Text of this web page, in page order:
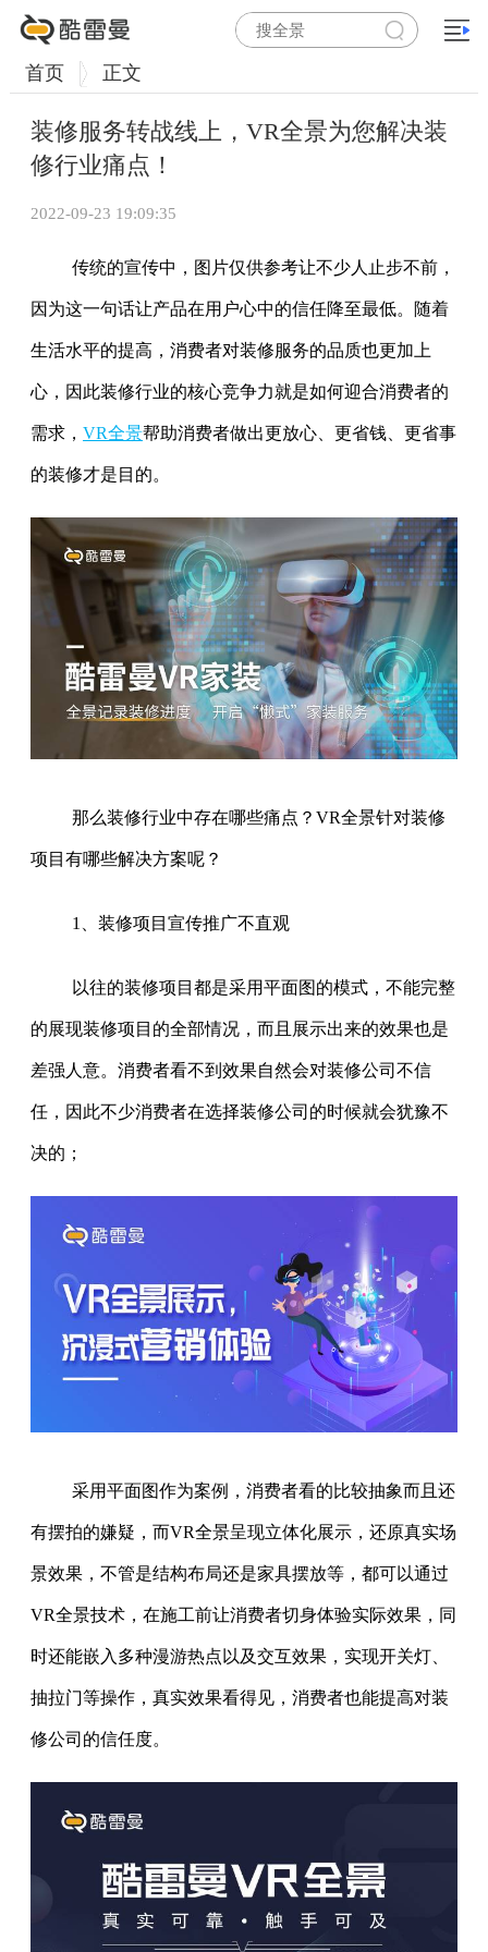
首页 正文
装修服务转战线上，VR全景为您解决装
修行业痛点！
2022-09-23 19:09:35
传统的宣传中，图片仅供参考让不少人止步不前，
因为这一句话让产品在用户心中的信任降至最低。随着
生活水平的提高，消费者对装修服务的品质也更加上
心，因此装修行业的核心竞争力就是如何迎合消费者的
需求， VR全景帮助消费者做出更放心、更省钱、更省事
的装修才是目的。
那么装修行业中存在哪些痛点？VR全景针对装修
项目有哪些解决方案呢？
1、装修项目宣传推广不直观
以往的装修项目都是采用平面图的模式，不能完整
的展现装修项目的全部情况，而且展示出来的效果也是
差强人意。消费者看不到效果自然会对装修公司不信
任，因此不少消费者在选择装修公司的时候就会犹豫不
决的；
采用平面图作为案例，消费者看的比较抽象而且还
有摆拍的嫌疑，而VR全景呈现立体化展示，还原真实场
景效果，不管是结构布局还是家具摆放等，都可以通过
VR全景技术，在施工前让消费者切身体验实际效果，同
时还能嵌入多种漫游热点以及交互效果，实现开关灯、
抽拉门等操作，真实效果看得见，消费者也能提高对装
修公司的信任度。